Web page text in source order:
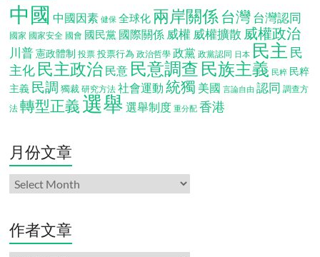
中國 中國因素 健保 全球化 兩岸關係 台灣台灣認同
國家 國家安全 國會 國民黨 國際關係 威權 威權擴散 威權政治
川普 憲政體制 投票 投票行為 政治哲學 政黨 政黨認同 日本 民主 民
主化 民主政治 民意 民意調查 民族主義 民粹 民粹
主義 民調 獨裁 研究方法 社會運動 統獨 美國 言論自由 認同 調查方
法 轉型正義 選舉 選舉制度 重分配 香港
月份文章
月
份
章
作者文章